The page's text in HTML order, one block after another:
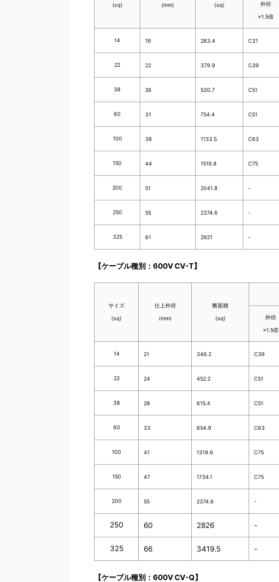
(sq)
(mm)
(sq)
外径
×1.5倍
14 19 283.4 C31
22 22 379.9 C39
38 26 530.7 C51
60 31 754.4 C51
100 38 1133.5 C63
150 44 1519.8 C75
200 51 2041.8 -
250 55 2374.6 -
325 61 2921 -
【ケーブル種別：600V CV-T】
サイズ
(sq)
仕上外径
(mm)
断面積
(sq)
外径
×1.5倍
14 21 346.2 C39
22 24 452.2 C51
38 28 615.4 C51
60 33 854.9 C63
100 41 1319.6 C75
150 47 1734.1 C75
200 55 2374.6 -
250 60 2826 -
325 66 3419.5 -
【ケーブル種別：600V CV-Q】